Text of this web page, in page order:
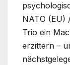
NATO (EU)
Trio ein
erzittern –